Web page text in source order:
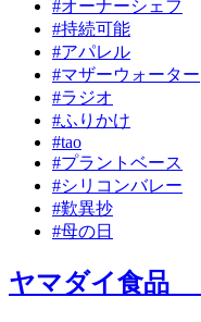
#オーナーシェフ
#持続可能
#アパレル
#マザーウォーター
#ラジオ
#ふりかけ
#tao
#プラントベース
#シリコンバレー
#歎異抄
#母の日
ヤマダイ食品